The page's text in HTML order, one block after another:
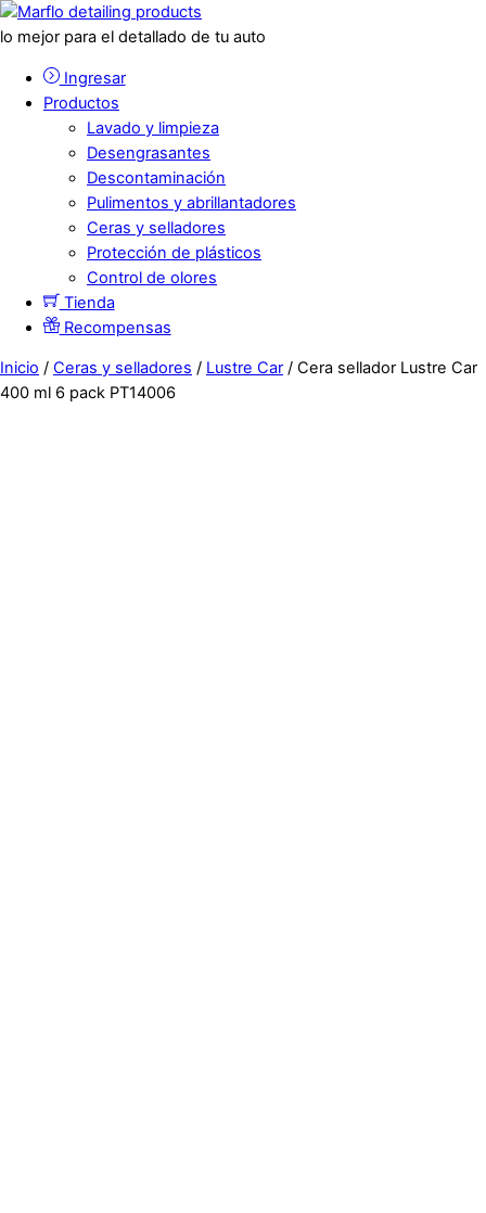
lo mejor para el detallado de tu auto
Ingresar
Productos
Lavado y limpieza
Desengrasantes
Descontaminación
Pulimentos y abrillantadores
Ceras y selladores
Protección de plásticos
Control de olores
Tienda
Recompensas
Inicio / Ceras y selladores / Lustre Car / Cera sellador Lustre Car
400 ml 6 pack PT14006